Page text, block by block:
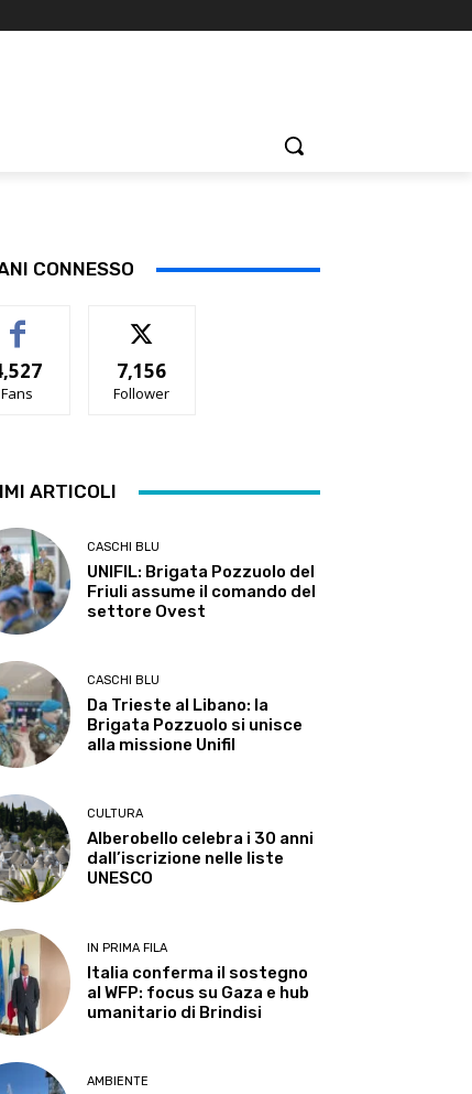
CONNESSO
Fans
7,156
Follower
ARTICOLI
CASCHI BLU
UNIFIL: Brigata Pozzuolo del
Friuli assume il comando del
settore Ovest
CASCHI BLU
Da Trieste al Libano: la
Brigata Pozzuolo si unisce
alla missione Unifil
CULTURA
Alberobello celebra i 30 anni
dall’iscrizione nelle liste
UNESCO
IN PRIMA FILA
Italia conferma il sostegno
al WFP: focus su Gaza e hub
umanitario di Brindisi
AMBIENTE